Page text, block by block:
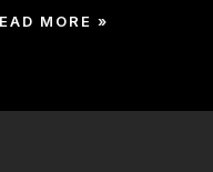
MORE »